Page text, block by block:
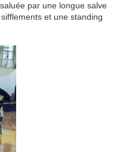
par une longue salve
et une standing